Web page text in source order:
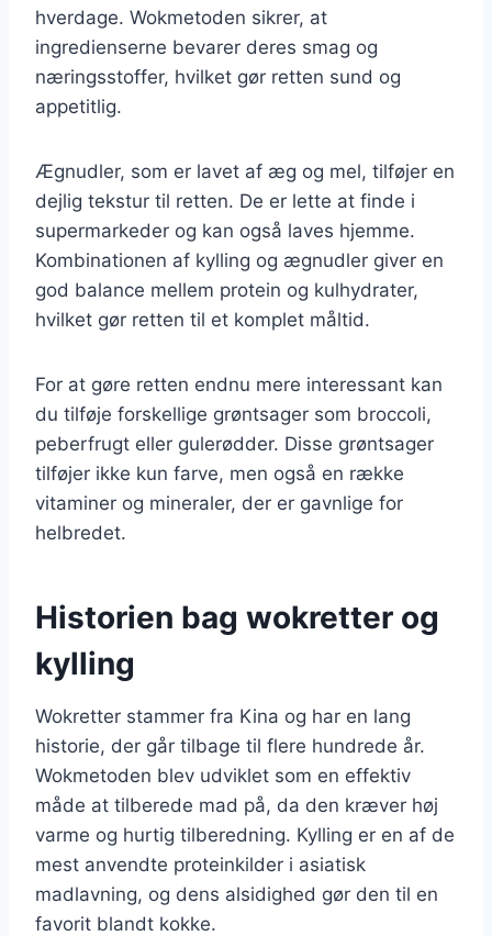
hverdage. Wokmetoden sikrer, at
ingredienserne bevarer deres smag og
næringsstoffer, hvilket gør retten sund og
appetitlig.
Ægnudler, som er lavet af æg og mel, tilføjer en
dejlig tekstur til retten. De er lette at finde i
supermarkeder og kan også laves hjemme.
Kombinationen af kylling og ægnudler giver en
god balance mellem protein og kulhydrater,
hvilket gør retten til et komplet måltid.
For at gøre retten endnu mere interessant kan
du tilføje forskellige grøntsager som broccoli,
peberfrugt eller gulerødder. Disse grøntsager
tilføjer ikke kun farve, men også en række
vitaminer og mineraler, der er gavnlige for
helbredet.
Historien bag wokretter og
kylling
Wokretter stammer fra Kina og har en lang
historie, der går tilbage til flere hundrede år.
Wokmetoden blev udviklet som en effektiv
måde at tilberede mad på, da den kræver høj
varme og hurtig tilberedning. Kylling er en af de
mest anvendte proteinkilder i asiatisk
madlavning, og dens alsidighed gør den til en
favorit blandt kokke.